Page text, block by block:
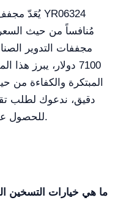
مُنافساً من حيث
7100 دولار، يبرز
المبتكرة والكفاءة
دقيق، ندعوك لطلب
Kalstein Plus للحصول على عرض تلقائي.
ما هي خيارات التسخين